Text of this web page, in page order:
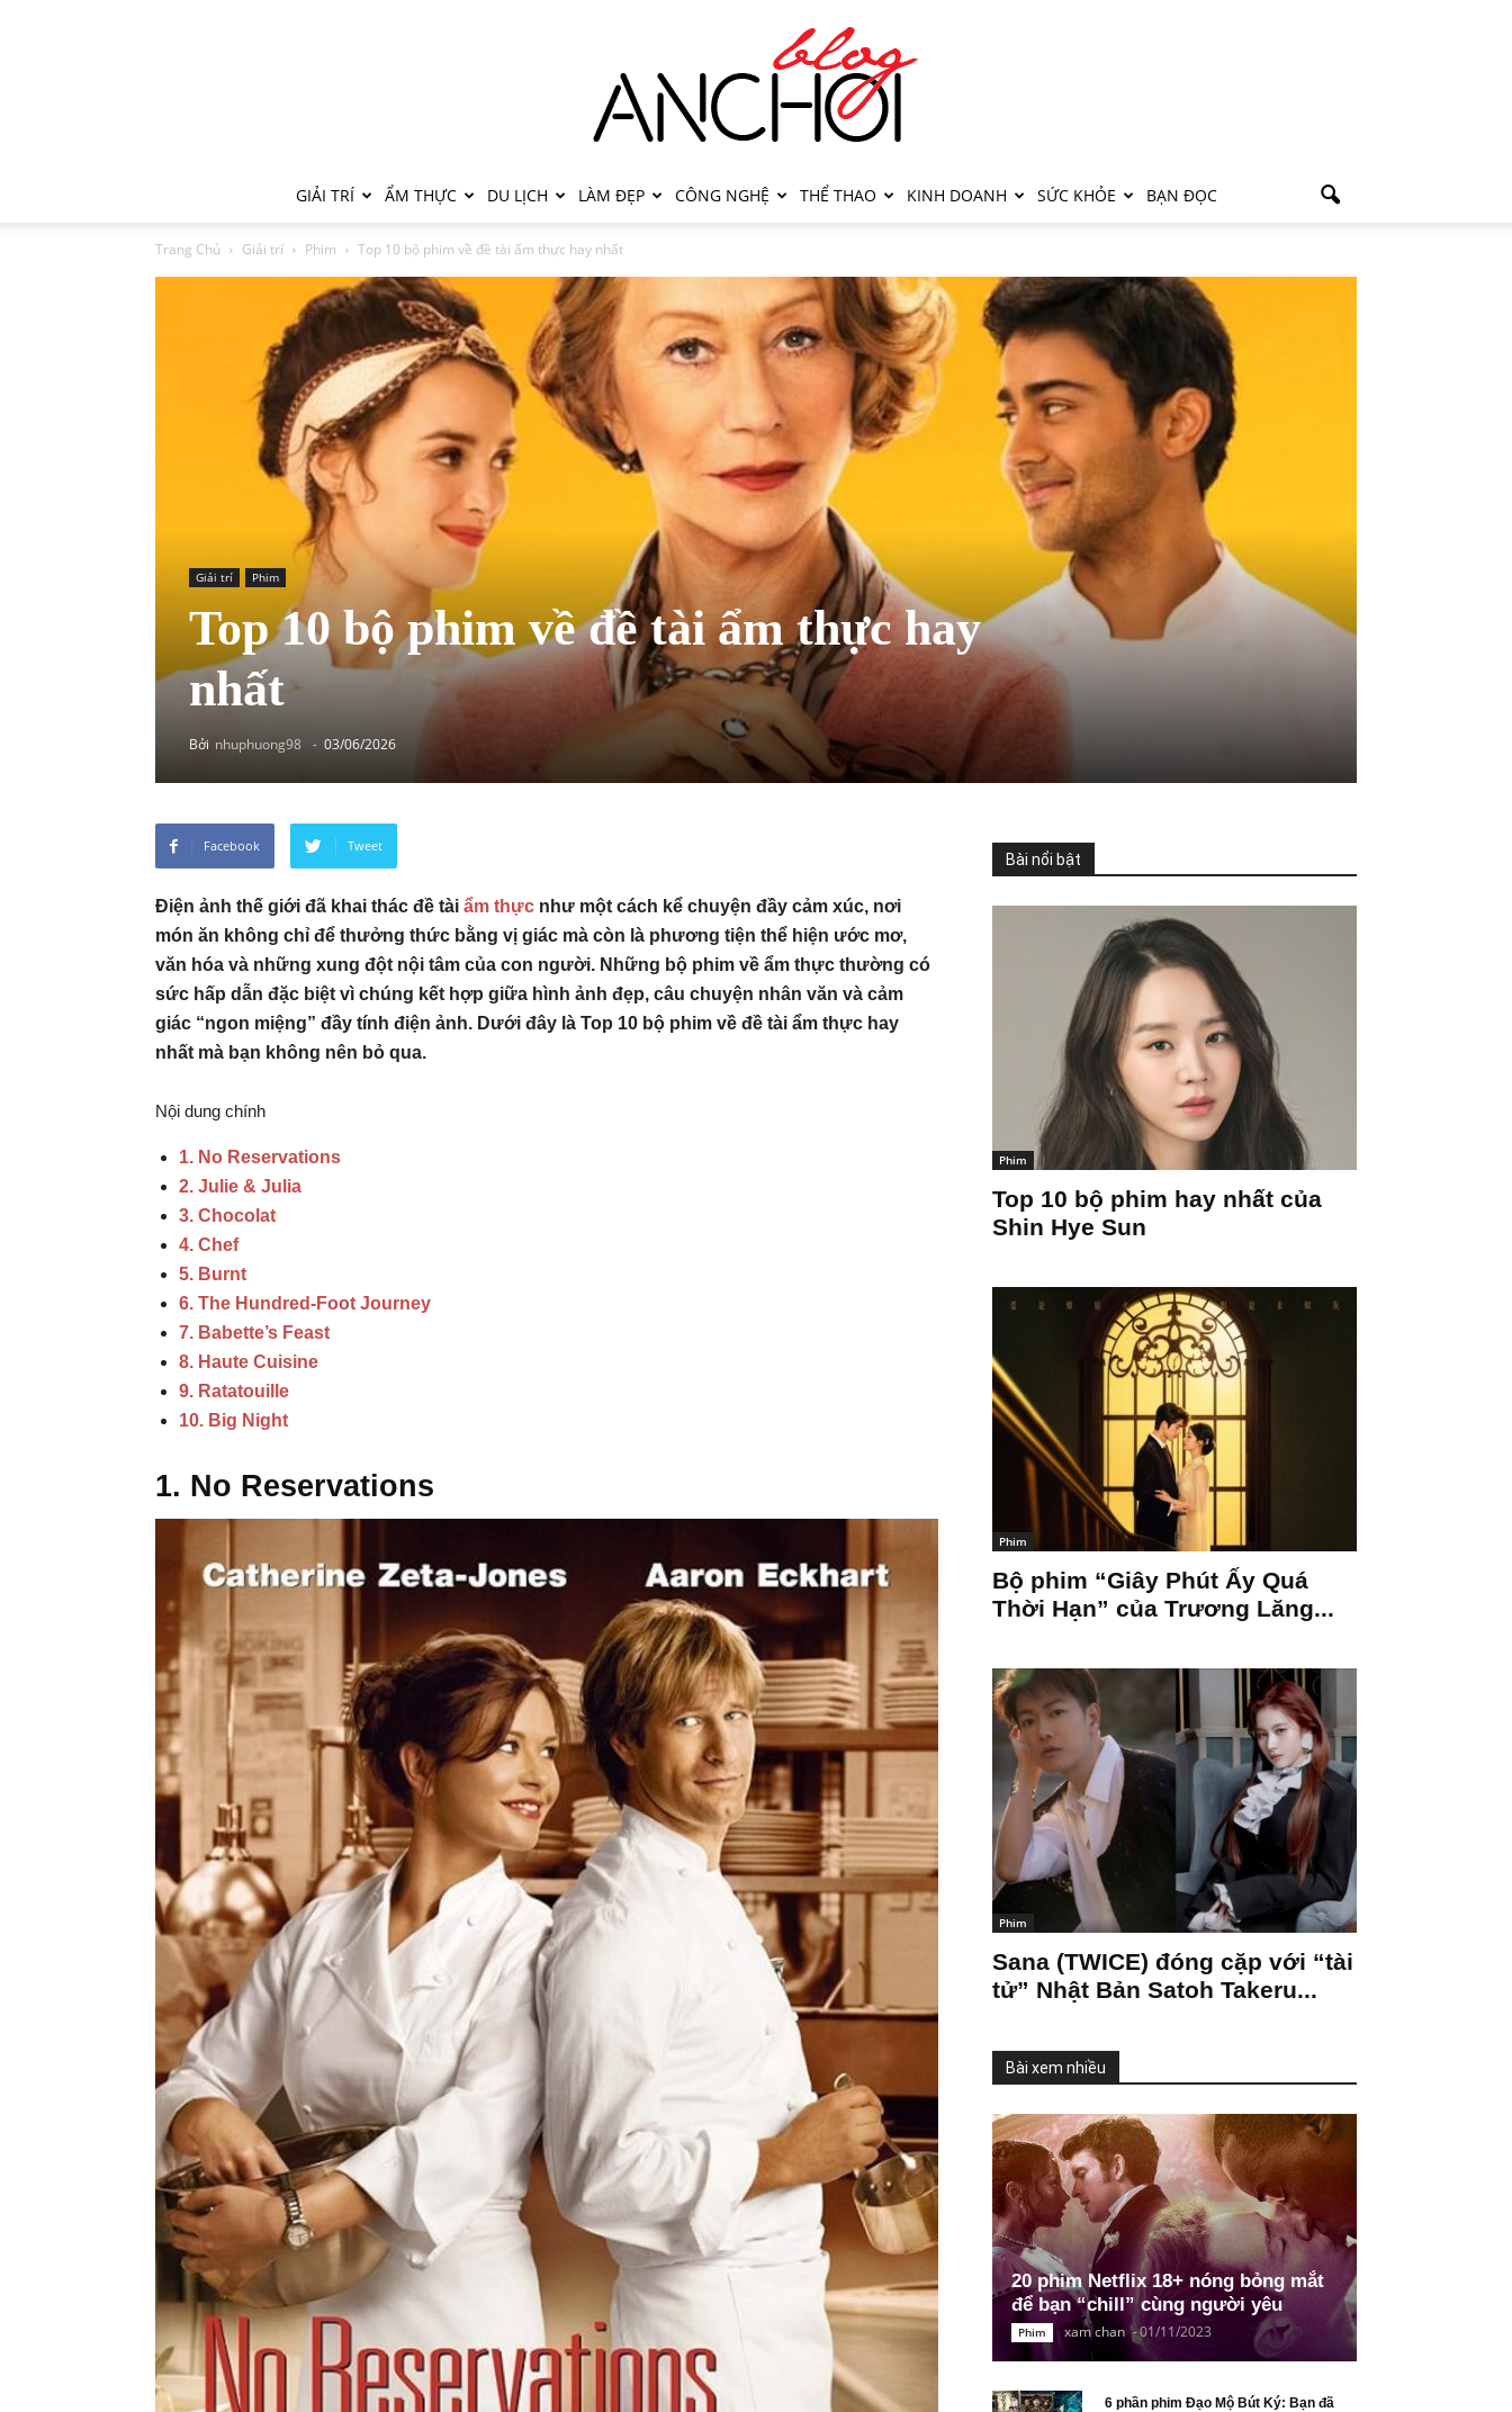
GIẢI TRÍ ẨM THỰC DU LỊCH LÀM ĐẸP CÔNG NGHỆ THỂ THAO KINH DOANH SỨC KHỎE BẠN ĐỌC
Trang Chủ Giải trí Phim Top 10 bộ phim về đề tài ẩm thực hay nhất
Giải trí Phim
Top 10 bộ phim về đề tài ẩm thực hay
nhất
Bởi nhuphuong98 - 03/06/2026
Facebook Tweet
Điện ảnh thế giới đã khai thác đề tài ẩm thực như một cách kể chuyện đầy cảm xúc, nơi
món ăn không chỉ để thưởng thức bằng vị giác mà còn là phương tiện thể hiện ước mơ,
văn hóa và những xung đột nội tâm của con người. Những bộ phim về ẩm thực thường có
sức hấp dẫn đặc biệt vì chúng kết hợp giữa hình ảnh đẹp, câu chuyện nhân văn và cảm
giác “ngon miệng” đầy tính điện ảnh. Dưới đây là Top 10 bộ phim về đề tài ẩm thực hay
nhất mà bạn không nên bỏ qua.
Nội dung chính
1. No Reservations
2. Julie & Julia
3. Chocolat
4. Chef
5. Burnt
6. The Hundred-Foot Journey
7. Babette’s Feast
8. Haute Cuisine
9. Ratatouille
10. Big Night
1. No Reservations
Bài nổi bật
Phim
Top 10 bộ phim hay nhất của
Shin Hye Sun
Phim
Bộ phim “Giây Phút Ấy Quá
Thời Hạn” của Trương Lăng...
Phim
Sana (TWICE) đóng cặp với “tài
tử” Nhật Bản Satoh Takeru...
Bài xem nhiều
20 phim Netflix 18+ nóng bỏng mắt
để bạn “chill” cùng người yêu
Phim xam chan -01/11/2023
6 phần phim Đạo Mộ Bút Ký: Bạn đã